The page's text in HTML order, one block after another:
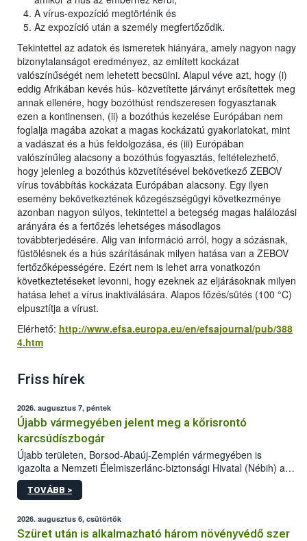
A vírus-expozíció megtörténik és
Az expozíció után a személy megfertőződik.
Tekintettel az adatok és ismeretek hiányára, amely nagyon nagy
bizonytalanságot eredményez, az említett kockázat
valószínűségét nem lehetett becsülni. Alapul véve azt, hogy (i)
eddig Afrikában kevés hús- közvetítette járványt erősítettek meg
annak ellenére, hogy bozóthúst rendszeresen fogyasztanak
ezen a kontinensen, (ii) a bozóthús kezelése Európában nem
foglalja magába azokat a magas kockázatú gyakorlatokat, mint
a vadászat és a hús feldolgozása, és (iii) Európában
valószínűleg alacsony a bozóthús fogyasztás, feltételezhető,
hogy jelenleg a bozóthús közvetítésével bekövetkező ZEBOV
vírus továbbítás kockázata Európában alacsony. Egy ilyen
esemény bekövetkeztének közegészségügyi következménye
azonban nagyon súlyos, tekintettel a betegség magas halálozási
arányára és a fertőzés lehetséges másodlagos
továbbterjedésére. Alig van információ arról, hogy a sózásnak,
füstölésnek és a hús szárításának milyen hatása van a ZEBOV
fertőzőképességére. Ezért nem is lehet arra vonatkozón
következtetéseket levonni, hogy ezeknek az eljárásoknak milyen
hatása lehet a vírus inaktiválására. Alapos főzés/sütés (100 °C)
elpusztítja a vírust.
Elérhető: http://www.efsa.europa.eu/en/efsajournal/pub/388
4.htm
Friss hírek
2026. augusztus 7, péntek
Újabb vármegyében jelent meg a kőrisrontó
karcsúdíszbogár
Újabb területen, Borsod-Abaúj-Zemplén vármegyében is
igazolta a Nemzeti Élelmiszerlánc-biztonsági Hivatal (Nébih) a
kőrisrontó karcsúdíszbogár (Agrilus planipennis) jelenlétét. A
kártevőt nem csak színcsapdában találták meg, de már fertőzött
az intenzív felderítést, emellett az intézkedéseket a szlovák
hatósággal is összehangolják a terjedés megállítása érdekében.
TOVÁBB >
2026. augusztus 6, csütörtök
Szüret után is alkalmazható három növényvédő szer